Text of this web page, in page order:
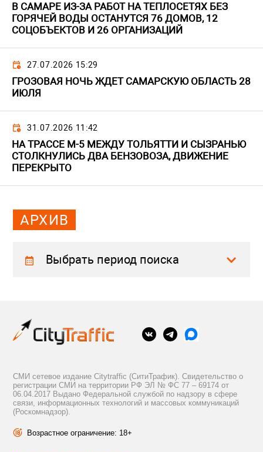
В САМАРЕ ИЗ-ЗА РАБОТ НА ТЕПЛОСЕТЯХ БЕЗ
ГОРЯЧЕЙ ВОДЫ ОСТАНУТСЯ 76 ДОМОВ, 12
СОЦОБЪЕКТОВ И 26 ОРГАНИЗАЦИЙ
27.07.2026 15:29
ГРОЗОВАЯ НОЧЬ ЖДЕТ САМАРСКУЮ ОБЛАСТЬ 28
ИЮЛЯ
31.07.2026 11:42
НА ТРАССЕ М-5 МЕЖДУ ТОЛЬЯТТИ И СЫЗРАНЬЮ
СТОЛКНУЛИСЬ ДВА БЕНЗОВОЗА, ДВИЖЕНИЕ
ПЕРЕКРЫТО
АРХИВ
Выбрать период поиска
СМИ сетевое издание Citytraffic (СитиТрафик). Свидетельство о
регистрации СМИ на территории РФ ЭЛ № ФС 77 – 69174 от
06.04.2017 Выдано Федеральной службой по надзору в сфере
связи, информационных технологий и массовых коммуникаций
(Роскомнадзор).
Возрастное ограничение: 18+